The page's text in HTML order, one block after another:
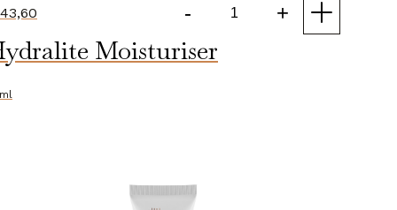
-
Moisturiser
aantal
+
Moisturiser